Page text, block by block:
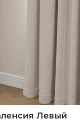
Левый